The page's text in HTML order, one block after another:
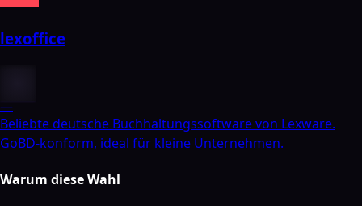
lexoffice
—
Beliebte deutsche Buchhaltungssoftware von Lexware.
GoBD-konform, ideal für kleine Unternehmen.
Warum diese Wahl